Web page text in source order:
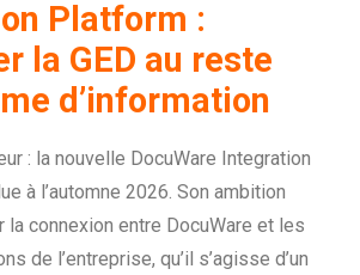
Platform :
la GED au reste
d’information
: la nouvelle DocuWare Integration
à l’automne 2026. Son ambition
connexion entre DocuWare et les
de l’entreprise, qu’il s’agisse d’un